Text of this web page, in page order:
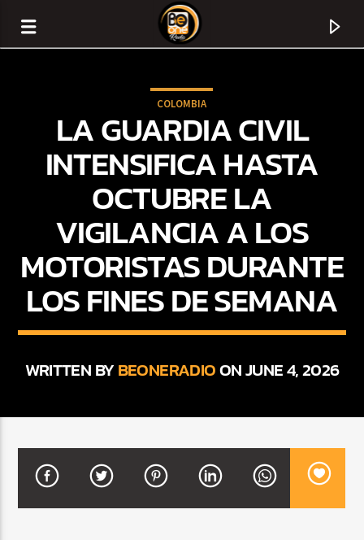
CURRENT TRACK
TITLE
DJ MIX
12:00 AM 2:00 AM
COLOMBIA
LA GUARDIA CIVIL
INTENSIFICA HASTA
OCTUBRE LA
VIGILANCIA A LOS
MOTORISTAS DURANTE
LOS FINES DE SEMANA
WRITTEN BYBEONERADIOON JUNE 4, 2026